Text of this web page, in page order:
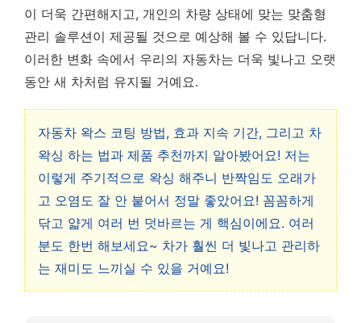
이 더욱 간편해지고, 개인의 차량 상태에 맞는 맞춤형
관리 솔루션이 제공될 것으로 예상해 볼 수 있답니다.
이러한 변화 속에서 우리의 자동차는 더욱 빛나고 오랫
동안 새 차처럼 유지될 거예요.
자동차 왁스 코팅 방법, 효과 지속 기간, 그리고 차
왁싱 하는 법과 제품 추천까지 알아봤어요! 저는
이렇게 주기적으로 왁싱 해주니 반짝임도 오래가
고 오염도 잘 안 붙어서 정말 좋았어요! 꼼꼼하게
닦고 얇게 여러 번 덧바르는 게 핵심이에요. 여러
분도 한번 해보세요~ 차가 훨씬 더 빛나고 관리하
는 재미도 느끼실 수 있을 거예요!